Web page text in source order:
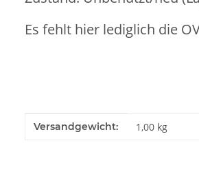
Es fehlt hier lediglich die
Produkteigenschaft
Wert
Versandgewicht: 1,00 kg